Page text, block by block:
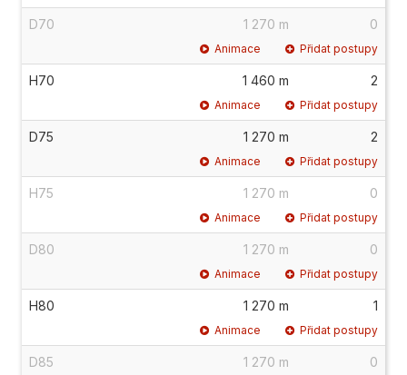
D70 1 270 m 0
Animace Přidat postupy
H70 1 460 m 2
Animace Přidat postupy
D75 1 270 m 2
Animace Přidat postupy
H75 1 270 m 0
Animace Přidat postupy
D80 1 270 m 0
Animace Přidat postupy
H80 1 270 m 1
Animace Přidat postupy
D85 1 270 m 0